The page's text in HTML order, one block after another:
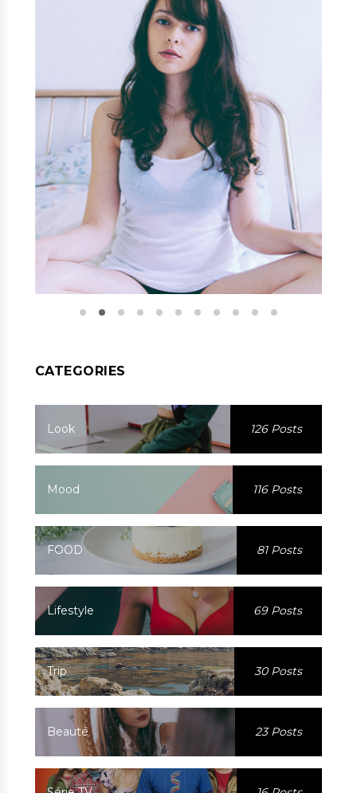
CATEGORIES
Look 126 Posts
Mood 116 Posts
FOOD 81 Posts
Lifestyle 69 Posts
Trip 30 Posts
Beauté 23 Posts